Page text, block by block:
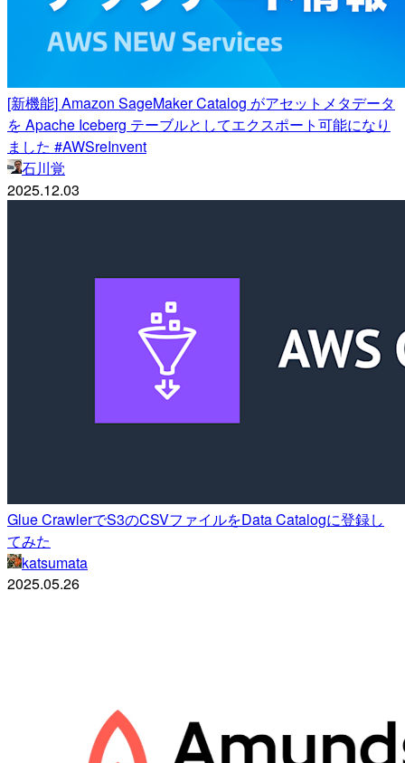
[新機能] Amazon SageMaker Catalog がアセットメタデータ
を Apache Iceberg テーブルとしてエクスポート可能になり
ました #AWSreInvent
石川覚
2025.12.03
Glue CrawlerでS3のCSVファイルをData Catalogに登録し
てみた
katsumata
2025.05.26